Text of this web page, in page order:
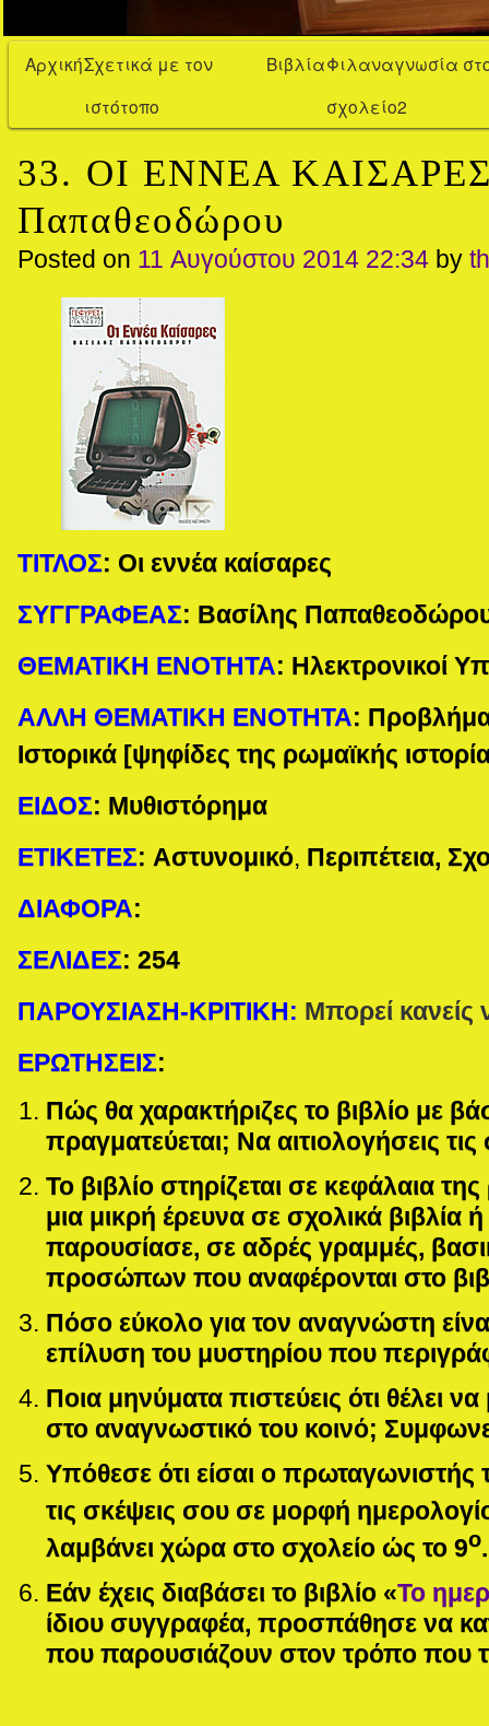
ΑρχικήΣχετικά με τον
ιστότοπο
ΒιβλίαΦιλαναγνωσία
σχολείο2
33. ΟΙ ΕΝΝΕΑ
Παπαθεοδώρου
Posted on 11 Αυγούστου 2014 22:34 by
ΤΙΤΛΟΣ: Οι εννέα καίσαρες
ΣΥΓΓΡΑΦΕΑΣ: Βασίλης
ΘΕΜΑΤΙΚΗ ΕΝΟΤΗΤΑ: Ηλεκτρονικοί
ΑΛΛΗ ΘΕΜΑΤΙΚΗ ΕΝΟΤΗΤΑ:
Ιστορικά [ψηφίδες της ρωμαϊκής
ΕΙΔΟΣ: Μυθιστόρημα
ΕΤΙΚΕΤΕΣ: Αστυνομικό, Περιπέτεια,
ΔΙΑΦΟΡΑ:
ΣΕΛΙΔΕΣ:254
ΠΑΡΟΥΣΙΑΣΗ-ΚΡΙΤΙΚΗ: Μπορεί κανείς
ΕΡΩΤΗΣΕΙΣ:
Πώς θα χαρακτήριζες το βιβλίο με
πραγματεύεται; Να αιτιολογήσεις
Το βιβλίο στηρίζεται σε κεφάλαια
μια μικρή έρευνα σε σχολικά βιβλία ή
παρουσίασε, σε αδρές γραμμές,
προσώπων που αναφέρονται στο
Πόσο εύκολο για τον αναγνώστη
επίλυση του μυστηρίου που
Ποια μηνύματα πιστεύεις ότι θέλει
στο αναγνωστικό του κοινό;
Υπόθεσε ότι είσαι ο πρωταγωνιστής
τις σκέψεις σου σε μορφή
λαμβάνει χώρα στο σχολείο ώς το 9ο.
Εάν έχεις διαβάσει το βιβλίο «Το
ίδιου συγγραφέα, προσπάθησε να
που παρουσιάζουν στον τρόπο που